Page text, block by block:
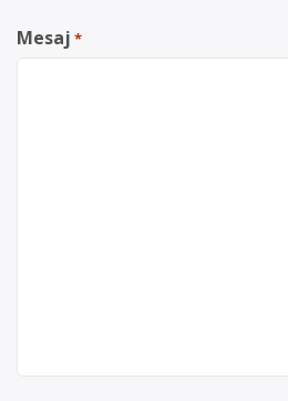
Mesaj *